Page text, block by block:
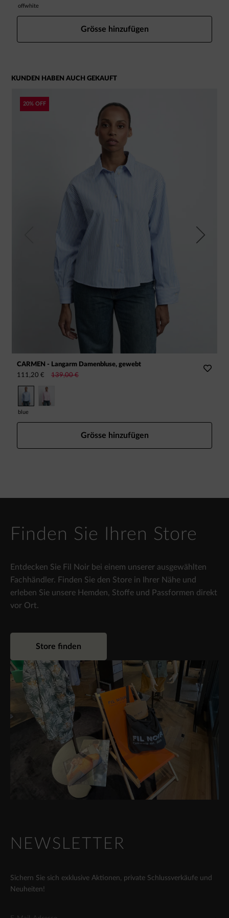
offwhite
Grösse hinzufügen
KUNDEN HABEN AUCH GEKAUFT
20% OFF
CARMEN - Langarm Damenbluse, gewebt
111,20 €
139,00 €
blue
Grösse hinzufügen
Next
Finden Sie Ihren Store
Entdecken Sie Fil Noir bei einem unserer ausgewählten
Fachhändler. Finden Sie den Store in Ihrer Nähe und
erleben Sie unsere Hemden, Stoffe und Passformen direkt
vor Ort.
Store finden
NEWSLETTER
Sichern Sie sich exklusive Aktionen, private Schlussverkäufe und
Neuheiten!